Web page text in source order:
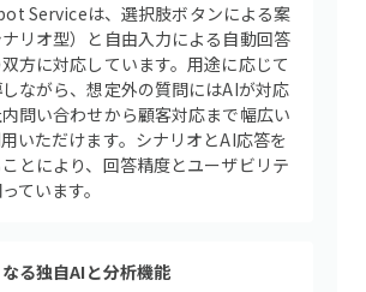
Serviceは、選択肢ボタンによる案
リオ型）と自由入力による自動回答
双方に対応しています。用途に応じて
ながら、想定外の質問にはAIが対応
問い合わせから顧客対応まで幅広い
いただけます。シナリオとAI応答を
とにより、回答精度とユーザビリテ
ています。
る独自AIと分析機能